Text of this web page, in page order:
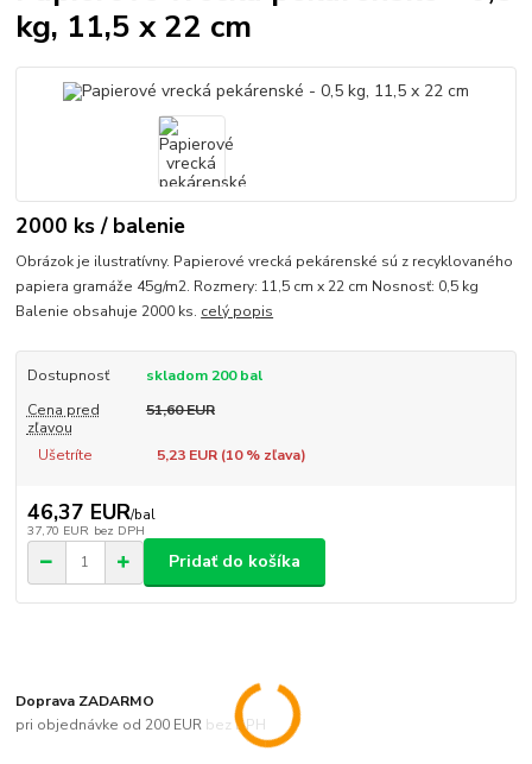
kg, 11,5 x 22 cm
2000 ks / balenie
Obrázok je ilustratívny. Papierové vrecká pekárenské sú z recyklovaného
papiera gramáže 45g/m2. Rozmery: 11,5 cm x 22 cm Nosnosť: 0,5 kg
Balenie obsahuje 2000 ks. celý popis
Dostupnosť
skladom 200 bal
Cena pred
zľavou
51,60 EUR
Ušetríte 5,23 EUR (10% zľava)
46,37 EUR/bal
37,70 EUR bez DPH
Pridať do košíka
Doprava ZADARMO
pri objednávke od 200 EUR bez DPH